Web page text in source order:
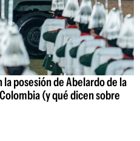
posesión de Abelardo de la
(y qué dicen sobre